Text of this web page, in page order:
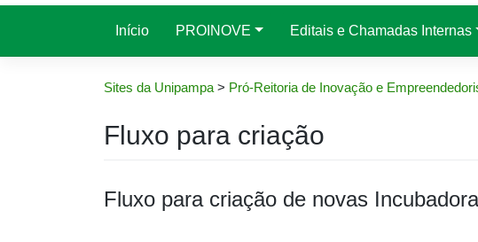
Início PROINOVE Editais e Chamadas Internas
Sites da Unipampa> Pró-Reitoria de Inovação e
Fluxo para criação
Fluxo para criação de novas